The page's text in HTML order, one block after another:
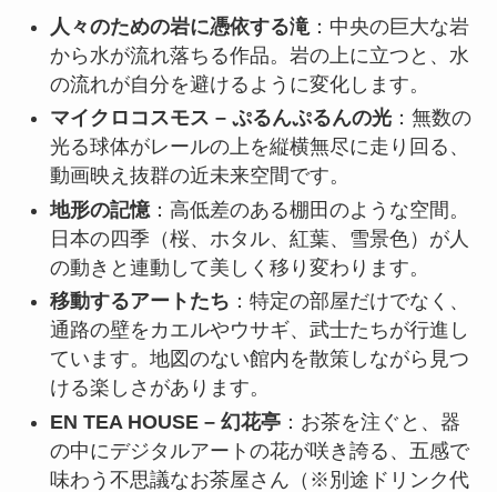
人々のための岩に憑依する滝 ：中央の巨大な岩
から水が流れ落ちる作品。岩の上に立つと、水
の流れが自分を避けるように変化します。
マイクロコスモス – ぷるんぷるんの光：無数の
光る球体がレールの上を縦横無尽に走り回る、
動画映え抜群の近未来空間です。
地形の記憶：高低差のある棚田のような空間。
日本の四季（桜、ホタル、紅葉、雪景色）が人
の動きと連動して美しく移り変わります。
移動するアートたち ：特定の部屋だけでなく、
通路の壁をカエルやウサギ、武士たちが行進し
ています。地図のない館内を散策しながら見つ
ける楽しさがあります。
EN TEA HOUSE – 幻花亭：お茶を注ぐと、器
の中にデジタルアートの花が咲き誇る、五感で
味わう不思議なお茶屋さん（※別途ドリンク代